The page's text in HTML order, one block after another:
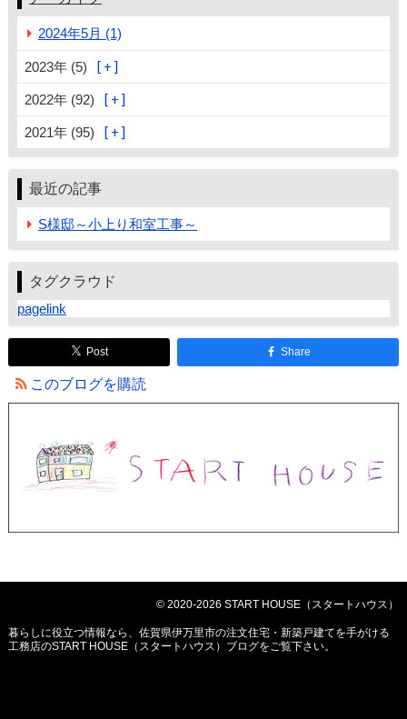
2024年5月 (1)
2023年 (5)
2022年 (92)
2021年 (95)
最近の記事
S様邸～小上り和室工事～
タグクラウド
pagelink
Post Share
このブログを購読
© 2020-2026 START HOUSE（スタートハウス）
暮らしに役立つ情報なら、 佐賀県伊万里市の注文住宅・新築戸建てを手がける
工務店のSTART HOUSE（スタートハウス）ブログをご覧下さい。